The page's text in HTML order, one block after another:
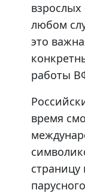
любом
это
работы
время
страницу